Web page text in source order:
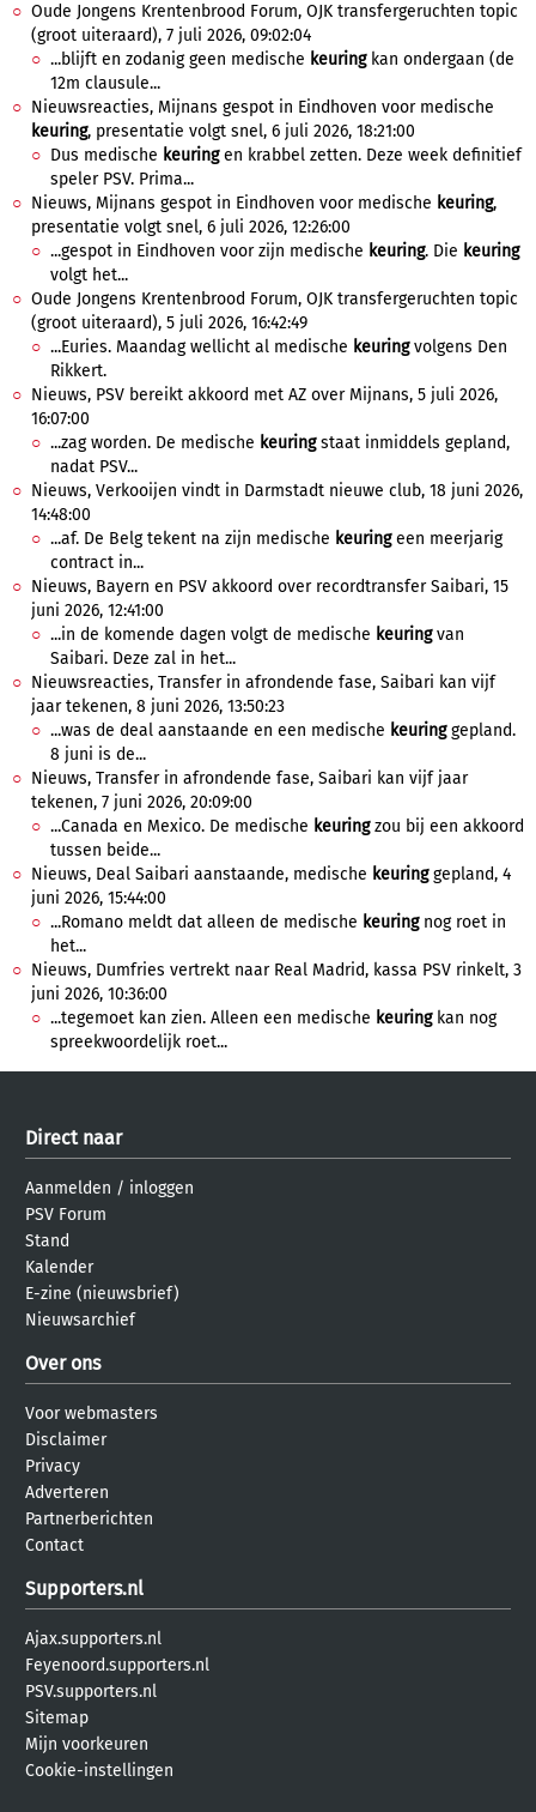
Oude Jongens Krentenbrood Forum, OJK transfergeruchten topic
(groot uiteraard), 7 juli 2026, 09:02:04
...blijft en zodanig geen medische keuringkan ondergaan (de
12m clausule...
Nieuwsreacties, Mijnans gespot in Eindhoven voor medische
keuring, presentatie volgt snel, 6 juli 2026, 18:21:00
Dus medische keuringen krabbel zetten. Deze week definitief
speler PSV. Prima...
Nieuws, Mijnans gespot in Eindhoven voor medische keuring,
presentatie volgt snel, 6 juli 2026, 12:26:00
...gespot in Eindhoven voor zijn medische keuring. Die keuring
volgt het...
Oude Jongens Krentenbrood Forum, OJK transfergeruchten topic
(groot uiteraard), 5 juli 2026, 16:42:49
...Euries. Maandag wellicht al medische keuringvolgens Den
Rikkert.
Nieuws, PSV bereikt akkoord met AZ over Mijnans, 5 juli 2026,
16:07:00
...zag worden. De medische keuringstaat inmiddels gepland,
nadat PSV...
Nieuws, Verkooijen vindt in Darmstadt nieuwe club, 18 juni 2026,
14:48:00
...af. De Belg tekent na zijn medische keuringeen meerjarig
contract in...
Nieuws, Bayern en PSV akkoord over recordtransfer Saibari, 15
juni 2026, 12:41:00
...in de komende dagen volgt de medische keuringvan
Saibari. Deze zal in het...
Nieuwsreacties, Transfer in afrondende fase, Saibari kan vijf
jaar tekenen, 8 juni 2026, 13:50:23
...was de deal aanstaande en een medische keuringgepland.
8 juni is de...
Nieuws, Transfer in afrondende fase, Saibari kan vijf jaar
tekenen, 7 juni 2026, 20:09:00
...Canada en Mexico. De medische keuringzou bij een akkoord
tussen beide...
Nieuws, Deal Saibari aanstaande, medische keuringgepland, 4
juni 2026, 15:44:00
...Romano meldt dat alleen de medische keuringnog roet in
het...
Nieuws, Dumfries vertrekt naar Real Madrid, kassa PSV rinkelt, 3
juni 2026, 10:36:00
...tegemoet kan zien. Alleen een medische keuringkan nog
spreekwoordelijk roet...
Direct naar
Aanmelden / inloggen
PSV Forum
Stand
Kalender
E-zine (nieuwsbrief)
Nieuwsarchief
Over ons
Voor webmasters
Disclaimer
Privacy
Adverteren
Partnerberichten
Contact
Supporters.nl
Ajax.supporters.nl
Feyenoord.supporters.nl
PSV.supporters.nl
Sitemap
Mijn voorkeuren
Cookie-instellingen